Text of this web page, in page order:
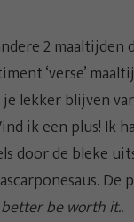
2
‘verse’
lekker blijven
ik een plus! Ik
door de bleke
be worth it..